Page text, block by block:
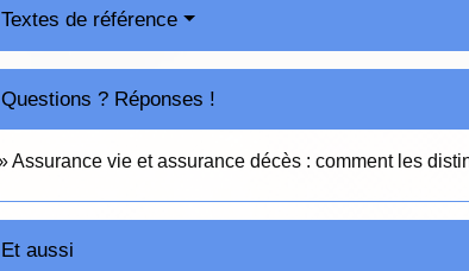
Textes de référence
Questions ? Réponses !
Assurance vie et assurance décès : comment les
Et aussi